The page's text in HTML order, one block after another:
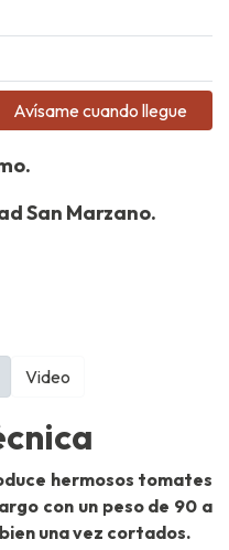
Avísame cuando llegue
San Marzano.
hermosos tomates
con un peso de 90 a
una vez cortados.
Video